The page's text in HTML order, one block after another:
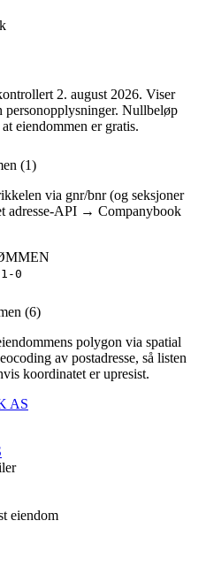
2. august 2026. Viser
personopplysninger. Nullbeløp
eiendommen er gratis.
(1)
via gnr/bnr (og seksjoner
adresse-API → Companybook
0
(6)
polygon via spatial
av postadresse, så listen
koordinatet er upresist.
AS
eiendom